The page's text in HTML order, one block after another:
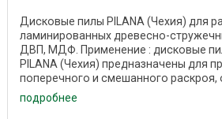
Дисковые пилы PILANA (Чехия) для
ламинированных древесно-
ДВП, МДФ. Применение : дисковые
PILANA (Чехия) предназначены для
поперечного и смешанного раскроя,
формату ...
подробнее